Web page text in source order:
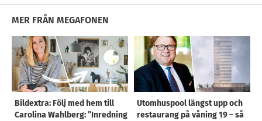
MER FRÅN MEGAFONEN
Bildextra: Följ med hem till
Carolina Wahlberg: ”Inredning
Utomhuspool längst upp och
restaurang på våning 19 – så